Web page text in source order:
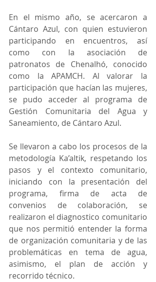
En el mismo año, se acercaron a
Cántaro Azul, con quien estuvieron
participando en encuentros, así
como con la asociación de
patronatos de Chenalhó, conocido
como la APAMCH. Al valorar la
participación que hacían las mujeres,
se pudo acceder al programa de
Gestión Comunitaria del Agua y
Saneamiento, de Cántaro Azul.
Se llevaron a cabo los procesos de la
metodología Ka’altik, respetando los
pasos y el contexto comunitario,
iniciando con la presentación del
programa, firma de acta de
convenios de colaboración, se
realizaron el diagnostico comunitario
que nos permitió entender la forma
de organización comunitaria y de las
problemáticas en tema de agua,
asimismo, el plan de acción y
recorrido técnico.